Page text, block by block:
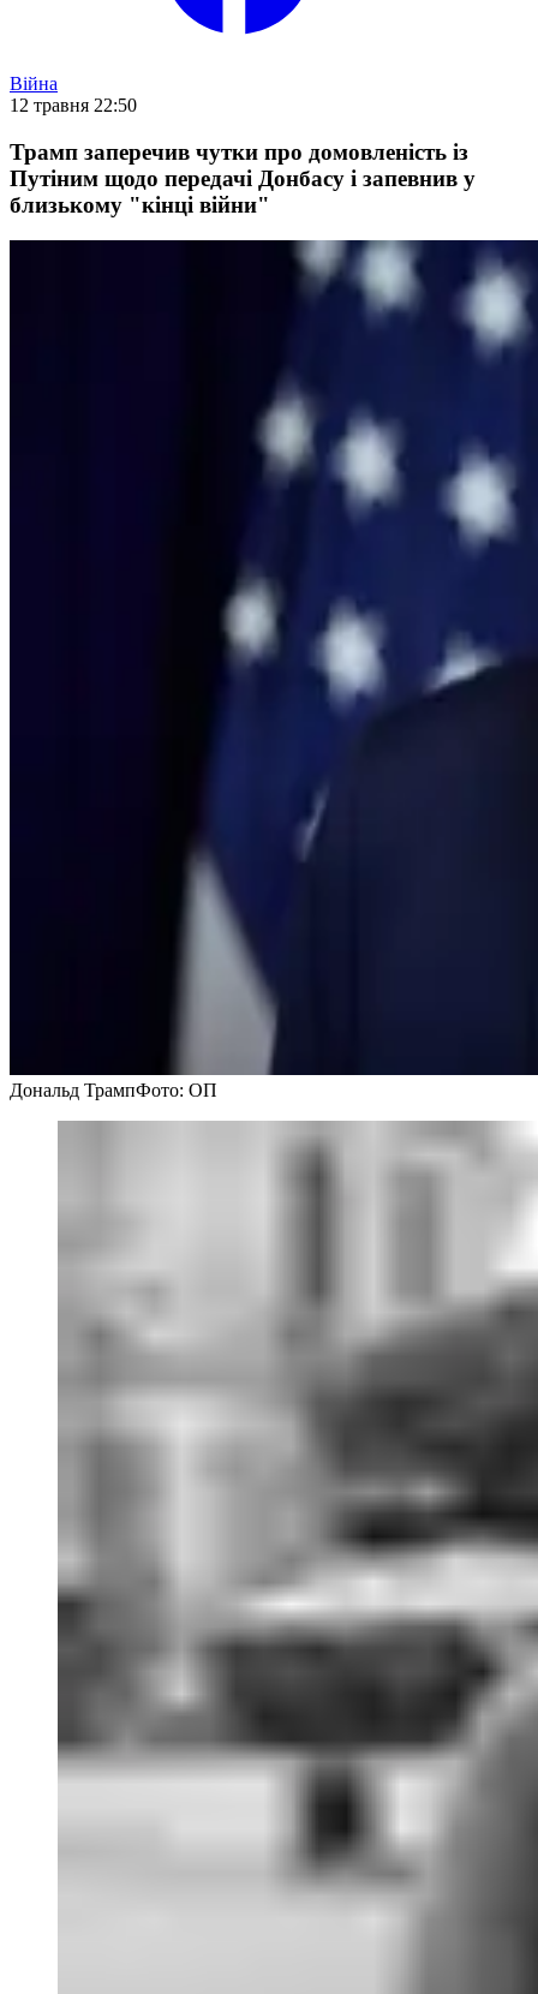
Війна
12 травня 22:50
Трамп заперечив чутки про домовленість із
Путіним щодо передачі Донбасу і запевнив у
близькому "кінці війни"
Дональд ТрампФото: ОП